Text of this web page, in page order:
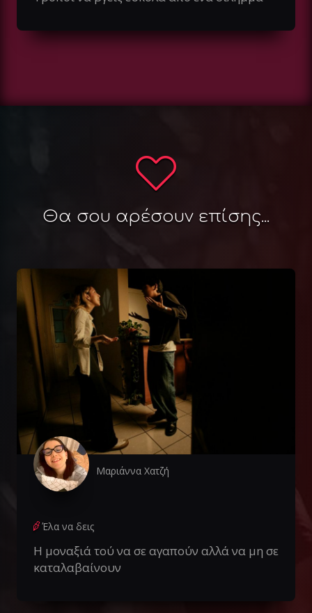
Θα σου αρέσουν επίσης...
Μαριάννα Χατζή
Έλα να δεις
Η μοναξιά τού να σε αγαπούν αλλά να μη σε
καταλαβαίνουν